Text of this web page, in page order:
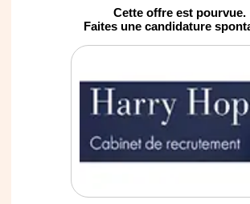
Cette offre est pourvue.
Faites une candidature